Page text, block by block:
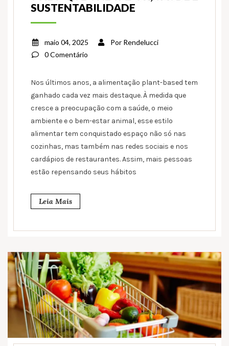
SUSTENTABILIDADE
maio 04, 2025 Por Rendelucci
0 Comentário
Nos últimos anos, a alimentação plant-based tem
ganhado cada vez mais destaque. À medida que
cresce a preocupação com a saúde, o meio
ambiente e o bem-estar animal, esse estilo
alimentar tem conquistado espaço não só nas
cozinhas, mas também nas redes sociais e nos
cardápios de restaurantes. Assim, mais pessoas
estão repensando seus hábitos
Leia Mais